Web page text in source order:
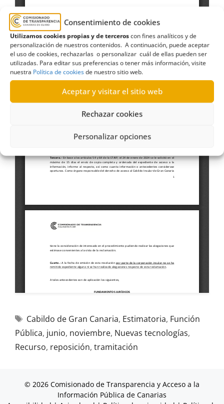
Consentimiento de cookies
Utilizamos cookies propias y de terceroscon fines analíticos y de
personalización de nuestros contenidos. A continuación, puede aceptar
el uso de cookies, rechazarlas o personalizar cuál de ellas pueden ser
utilizadas. Para editar sus preferencias o tener más información, visite
nuestra Política de cookiesde nuestro sitio web.
Aceptar y visitar el sitio web
Rechazar cookies
Personalizar opciones
Cabildo de Gran Canaria, Estimatoria, Función
Pública, junio, noviembre, Nuevas tecnologías,
Recurso, reposición, tramitación
© 2026 Comisionado de Transparencia y Acceso a la
Información Pública de Canarias